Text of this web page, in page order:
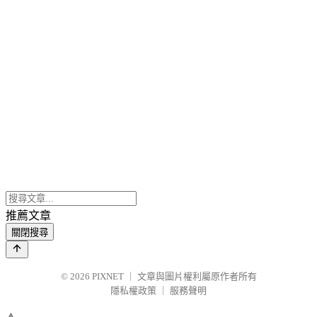
推薦文章
關閉搜尋
© 2026 PIXNET
文章與圖片權利屬原作者所有
隱私權政策
服務聲明